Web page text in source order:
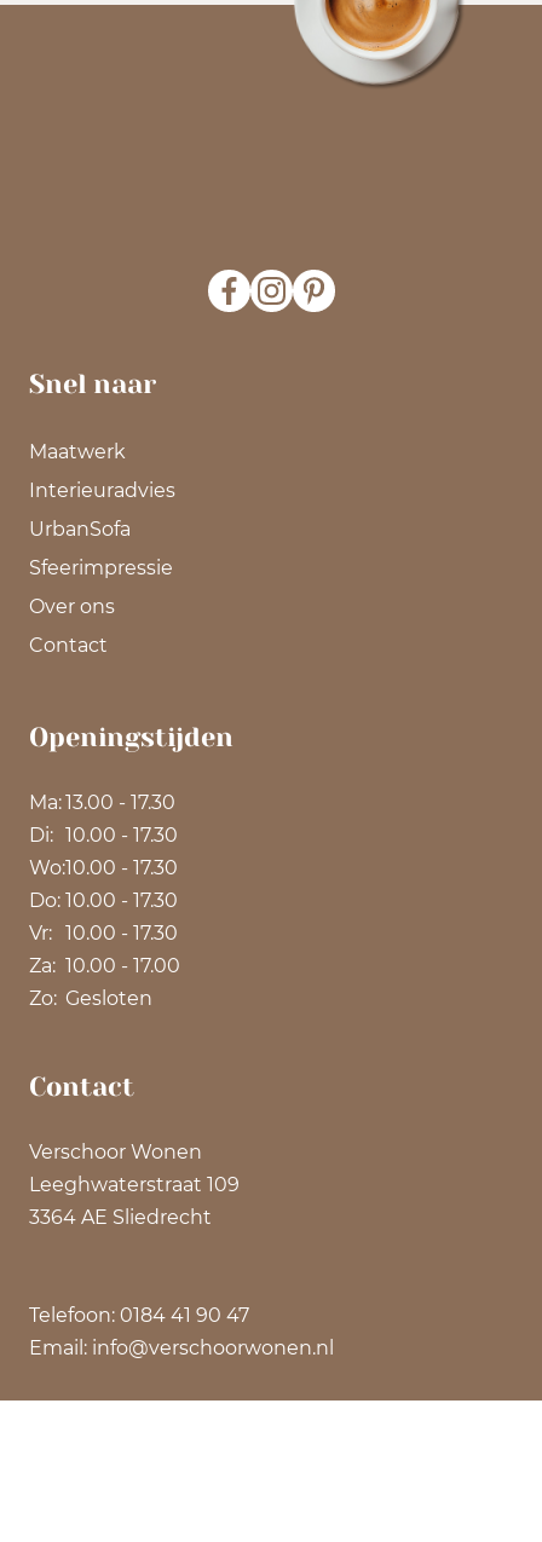
Contact
Verschoor Wonen
Leeghwaterstraat 109
3364 AE Sliedrecht
Telefoon: 0184 41 90 47
Email: info@verschoorwonen.nl
Openingstijden
Ma:
Di:
Wo:
Do:
Vr:
Za:
Zo:
13.00 - 17.30
10.00 - 17.30
10.00 - 17.30
10.00 - 17.30
10.00 - 17.30
10.00 - 17.00
Gesloten
Snel naar
Maatwerk
Interieuradvies
UrbanSofa
Sfeerimpressie
Over ons
Contact